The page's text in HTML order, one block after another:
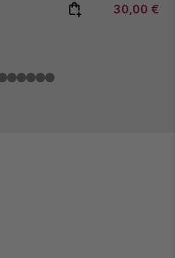
Minimum
30,00 €